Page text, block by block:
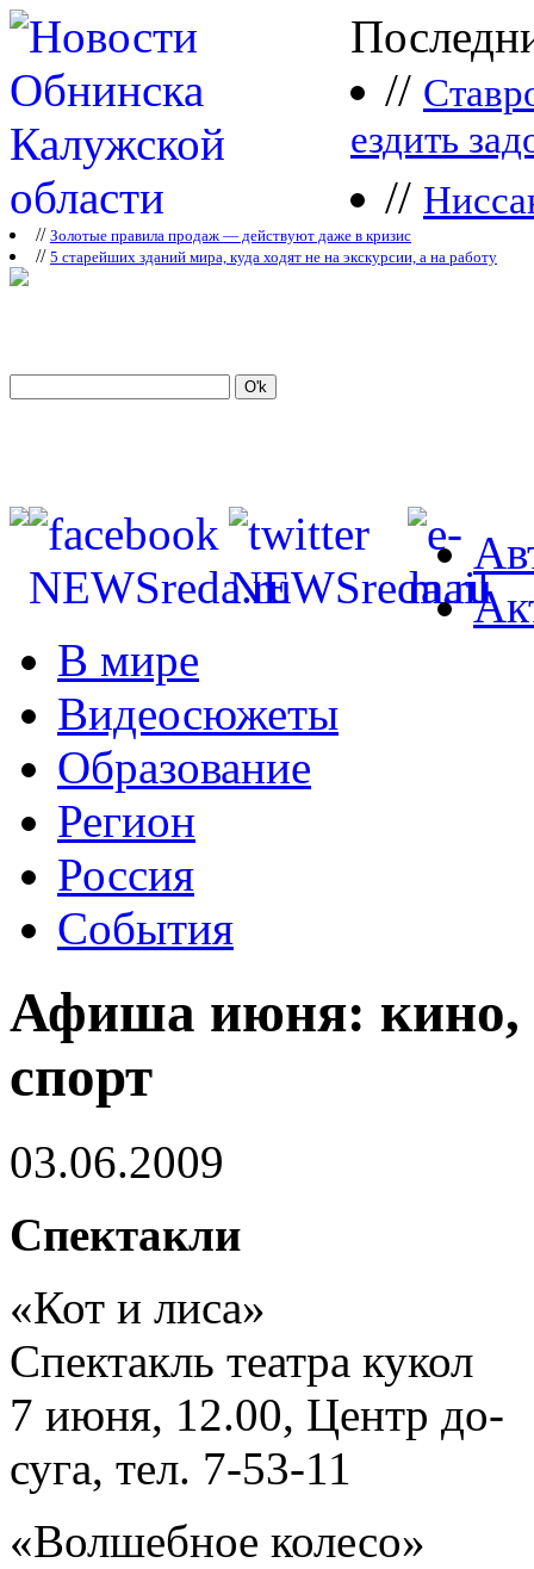
//
ездить
//
// Зoлoтые прaвилa продаж — действуют даже в кризис
// 5 старейших зданий мира, куда ходят не на экскурсии, а на работу
В мире
Видеосюжеты
Образование
Регион
Россия
События
Афиша июня: кино,
спорт
03.06.2009
Спектакли
«Кот и лиса»
Спектакль театра кукол
7 июня, 12.00, Центр до-
суга, тел. 7-53-11
«Волшебное колесо»